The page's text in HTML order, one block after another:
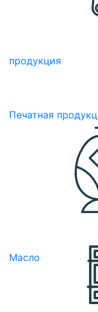
продукция
Печатная
Масло